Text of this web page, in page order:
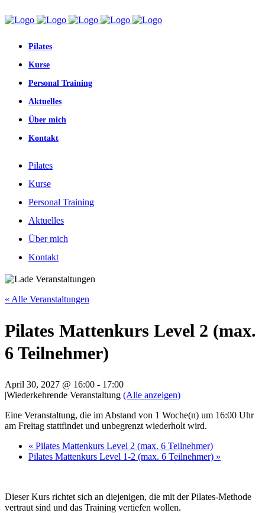
Pilates
Kurse
Personal Training
Aktuelles
Über mich
Kontakt
Pilates
Kurse
Personal Training
Aktuelles
Über mich
Kontakt
« Alle Veranstaltungen
Pilates Mattenkurs Level 2 (max.
6 Teilnehmer)
April 30, 2027 @ 16:00 - 17:00
|Wiederkehrende Veranstaltung (Alle anzeigen)
Eine Veranstaltung, die im Abstand von 1 Woche(n) um 16:00 Uhr
am Freitag stattfindet und unbegrenzt wiederholt wird.
« Pilates Mattenkurs Level 2 (max. 6 Teilnehmer)
Pilates Mattenkurs Level 1-2 (max. 6 Teilnehmer) »
Dieser Kurs richtet sich an diejenigen, die mit der Pilates-Methode
vertraut sind und das Training vertiefen wollen.